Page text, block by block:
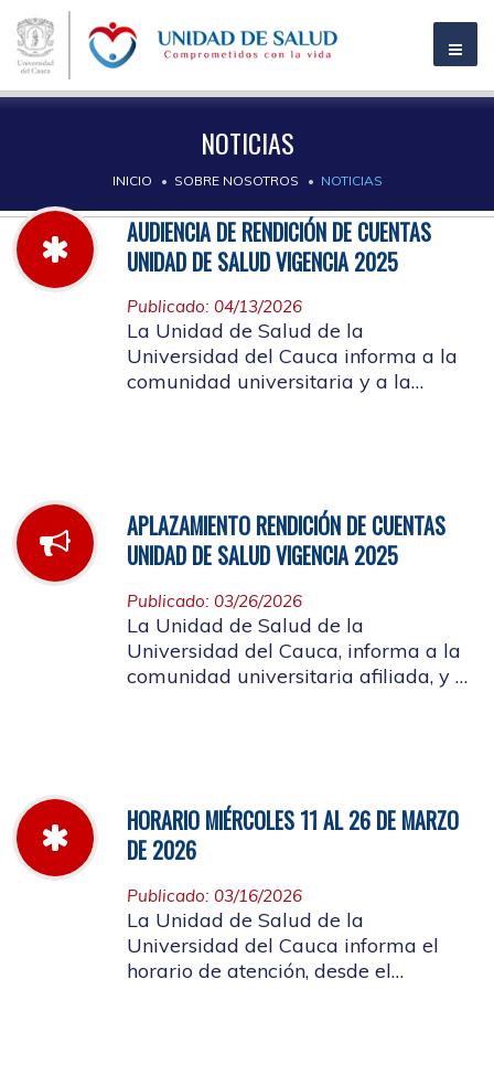
NOTICIAS
INICIO SOBRE NOSOTROS NOTICIAS
AUDIENCIA DE RENDICIÓN DE CUENTAS
UNIDAD DE SALUD VIGENCIA 2025
Publicado: 04/13/2026
La Unidad de Salud de la
Universidad del Cauca informa a la
comunidad universitaria y a la
APLAZAMIENTO RENDICIÓN DE CUENTAS
UNIDAD DE SALUD VIGENCIA 2025
Publicado: 03/26/2026
La Unidad de Salud de la
Universidad del Cauca, informa a la
comunidad universitaria afiliada, y a
HORARIO MIÉRCOLES 11 AL 26 DE MARZO
DE 2026
Publicado: 03/16/2026
La Unidad de Salud de la
Universidad del Cauca informa el
horario de atención, desde el